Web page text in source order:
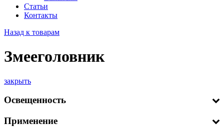
Статьи
Контакты
Назад к товарам
Змееголовник
закрыть
Освещенность
Применение